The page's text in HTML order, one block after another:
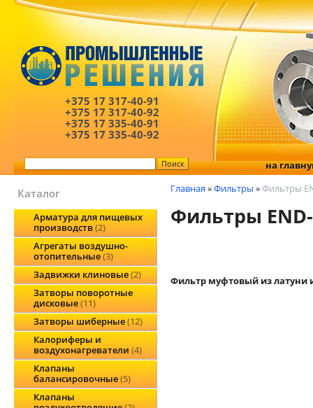
+375 17 317-40-91
+375 17 317-40-92
+375 17 335-40-91
+375 17 335-40-92
на
Каталог
Арматура для пищевых
производств 2
Агрегаты воздушно-
отопительные 3
Задвижки клиновые 2
Затворы поворотные
дисковые 11
Затворы шиберные 12
Калориферы и
воздухонагреватели 4
Клапаны
балансировочные 5
Клапаны
Главная »Фильтры »Фильтры
Фильтры END-
Фильтр муфтовый из латуни